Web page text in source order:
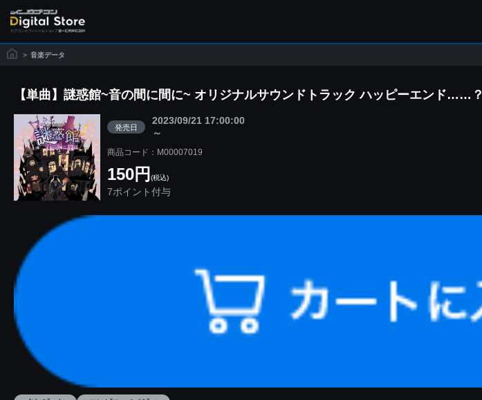
> 音楽データ
【単曲】謎惑館~音の間に間に~ オリジナルサウンドトラック ハッピーエンド……？
発売日
2023/09/21 17:00:00
～
商品コード：M00007019
150円 (税込)
7ポイント付与